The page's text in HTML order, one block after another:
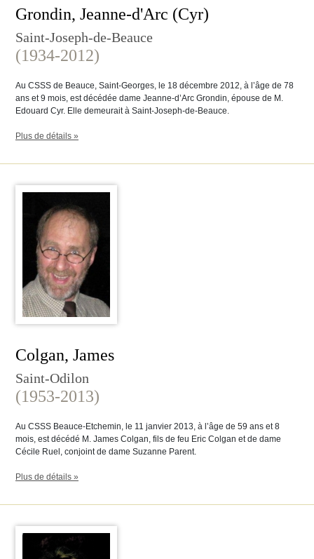
Grondin, Jeanne-d'Arc (Cyr)
Saint-Joseph-de-Beauce
(1934-2012)
Au CSSS de Beauce, Saint-Georges, le 18 décembre 2012, à l’âge de 78
ans et 9 mois, est décédée dame Jeanne-d’Arc Grondin, épouse de M.
Edouard Cyr. Elle demeurait à Saint-Joseph-de-Beauce.
Plus de détails »
Colgan, James
Saint-Odilon
(1953-2013)
Au CSSS Beauce-Etchemin, le 11 janvier 2013, à l’âge de 59 ans et 8
mois, est décédé M. James Colgan, fils de feu Eric Colgan et de dame
Cécile Ruel, conjoint de dame Suzanne Parent.
Plus de détails »